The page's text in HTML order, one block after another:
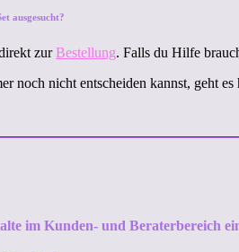
ausgesucht?
zurBestellung. Falls du Hilfe
noch nicht entscheiden kannst, geht
im Kunden- und Beraterbereich